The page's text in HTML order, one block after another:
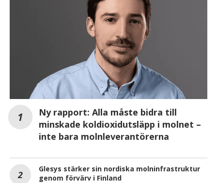
Ny rapport: Alla måste bidra till
minskade koldioxidutsläpp i molnet –
inte bara molnleverantörerna
Glesys stärker sin nordiska molninfrastruktur
genom förvärv i Finland